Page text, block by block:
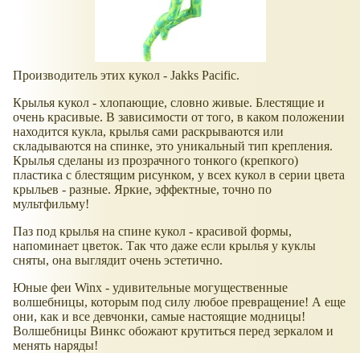
Производитель этих кукол - Jakks Pacific.
Крылья кукол - хлопающие, словно живые. Блестящие и
очень красивые. В зависимости от того, в каком положении
находится кукла, крылья сами раскрываются или
складываются на спинке, это уникальный тип крепления.
Крылья сделаны из прозрачного тонкого (крепкого)
пластика с блестящим рисунком, у всех кукол в серии цвета
крыльев - разные. Яркие, эффектные, точно по
мультфильму!
Паз под крылья на спине кукол - красивой формы,
напоминает цветок. Так что даже если крылья у куклы
сняты, она выглядит очень эстетично.
Юные феи Winx - удивительные могущественные
волшебницы, которым под силу любое превращение! А еще
они, как и все девчонки, самые настоящие модницы!
Волшебницы Винкс обожают крутиться перед зеркалом и
менять наряды!